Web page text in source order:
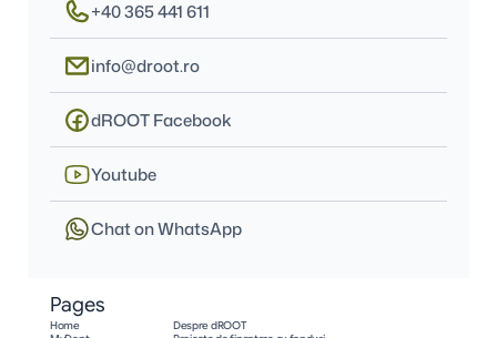
+40 365 441 611
info@droot.ro
dROOT Facebook
Youtube
Chat on WhatsApp
Pages
Home
Despre dROOT